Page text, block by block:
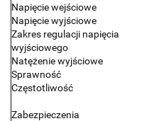
Napięcie wejściowe
Napięcie wyjściowe
Zakres regulacji napięcia
wyjściowego
Natężenie wyjściowe
Sprawność
Częstotliwość
Zabezpieczenia